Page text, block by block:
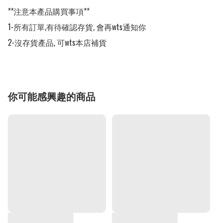
**注意本產品購買事項**
1-所有訂單,有待確認存貨, 會再wts通知你
2-沒存貨產品, 可wts本店補貨
你可能感興趣的商品